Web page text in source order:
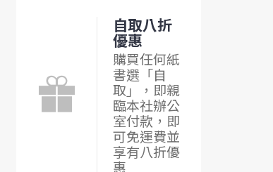
自取八折
優惠
購買任何紙
書選「自
取」，即親
臨本社辦公
室付款，即
可免運費並
享有八折優
惠